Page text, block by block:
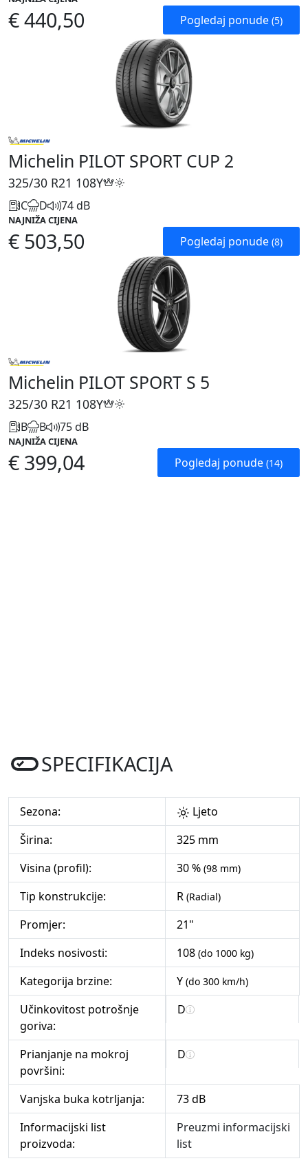
€ 440,50 Pogledaj ponude (5)
Michelin PILOT SPORT CUP 2
325/30 R21 108Y
C D 74 dB
NAJNIŽA CIJENA
€ 503,50 Pogledaj ponude (8)
Michelin PILOT SPORT S 5
325/30 R21 108Y
B B 75 dB
NAJNIŽA CIJENA
€ 399,04 Pogledaj ponude (14)
SPECIFIKACIJA
Sezona:
Ljeto
Širina:
325 mm
Visina (profil):
30 % (98 mm)
Tip konstrukcije: R (Radial)
Promjer:
21"
Indeks nosivosti:
108 (do 1000 kg)
Kategorija brzine: Y (do 300 km/h)
Učinkovitost potrošnje
goriva:
D
Prianjanje na mokroj
površini:
D
Vanjska buka kotrljanja:
73 dB
Informacijski list
proizvoda:
Preuzmi informacijski
list